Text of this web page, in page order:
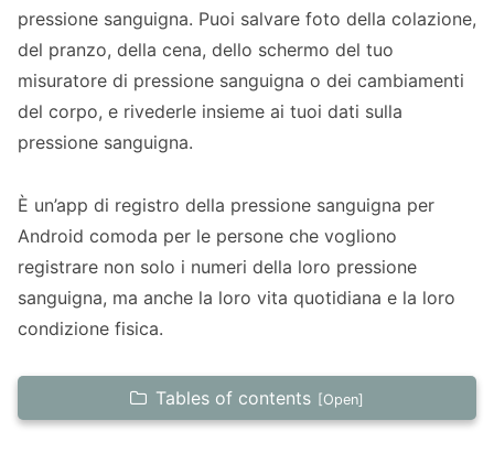
pressione sanguigna. Puoi salvare foto della colazione,
del pranzo, della cena, dello schermo del tuo
misuratore di pressione sanguigna o dei cambiamenti
del corpo, e rivederle insieme ai tuoi dati sulla
pressione sanguigna.
È un’app di registro della pressione sanguigna per
Android comoda per le persone che vogliono
registrare non solo i numeri della loro pressione
sanguigna, ma anche la loro vita quotidiana e la loro
condizione fisica.
Tables of contents